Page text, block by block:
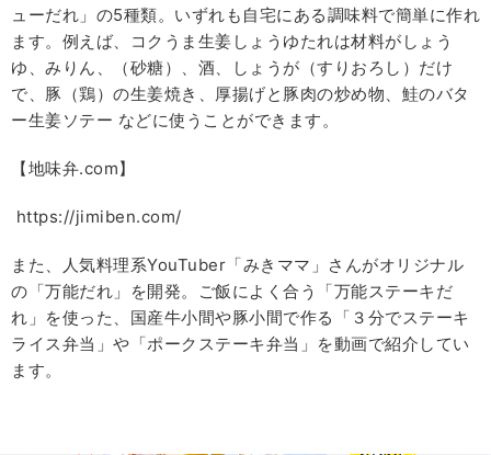
ューだれ」の5種類。いずれも自宅にある調味料で簡単に作れ
ます。例えば、コクうま生姜しょうゆたれは材料がしょう
ゆ、みりん、（砂糖）、酒、しょうが（すりおろし）だけ
で、豚（鶏）の生姜焼き、厚揚げと豚肉の炒め物、鮭のバタ
ー生姜ソテー などに使うことができます。
【地味弁.com】
https://jimiben.com/
また、人気料理系YouTuber「みきママ」さんがオリジナル
の「万能だれ」を開発。ご飯によく合う「万能ステーキだ
れ」を使った、国産牛小間や豚小間で作る「３分でステーキ
ライス弁当」や「ポークステーキ弁当」を動画で紹介してい
ます。